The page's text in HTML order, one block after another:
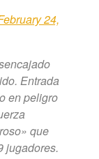
24,
Entrada
en peligro
que
jugadores.